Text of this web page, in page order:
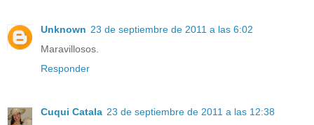
Unknown 23 de septiembre de 2011 a las 6:02
Maravillosos.
Responder
Cuqui Catala 23 de septiembre de 2011 a las 12:38